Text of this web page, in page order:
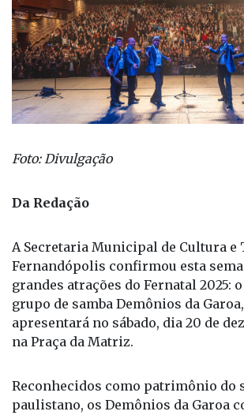
Da Redação
A Secretaria Municipal de Cultura e
Fernandópolis confirmou esta
grupo de samba Demônios da Garoa,
apresentará no sábado, dia 20 de